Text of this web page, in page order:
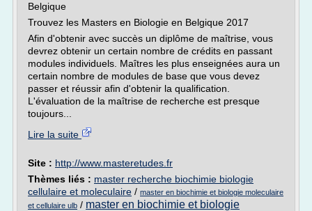
Belgique
Trouvez les Masters en Biologie en Belgique 2017
Afin d'obtenir avec succès un diplôme de maîtrise, vous
devrez obtenir un certain nombre de crédits en passant
modules individuels. Maîtres les plus enseignées aura un
certain nombre de modules de base que vous devez
passer et réussir afin d'obtenir la qualification.
L'évaluation de la maîtrise de recherche est presque
toujours...
Lire la suite
Site : http://www.masteretudes.fr
Thèmes liés : master recherche biochimie biologie
cellulaire et moleculaire / master en biochimie et biologie moleculaire
et cellulaire ulb / master en biochimie et biologie